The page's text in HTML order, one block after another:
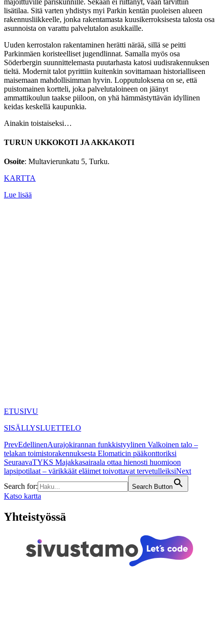
lisätilaa. Sitä varten yhdistys myi Parkin kentän puoleisen alueen
rakennusliikkeelle, jonka rakentamasta kuusikerroksisesta talosta osa
asunnoista on varattu palvelutalon asukkaille.
Uuden kerrostalon rakentaminen herätti närää, sillä se peitti
Parkinmäen koristeelliset jugendlinnat. Samalla myös osa
Söderbergin suunnittelemasta puutarhasta katosi uudisrakennuksen
tieltä. Modernit talot pyrittiin kuitenkin sovittamaan historialliseen
maisemaan mahdollisimman hyvin. Lopputuloksena on se, että
puistomainen kortteli, joka palvelutaloineen on jäänyt
ammattikoulun taakse piiloon, on yhä hämmästyttävän idyllinen
keidas keskellä kaupunkia.
Ainakin toistaiseksi…
TURUN UKKOKOTI JA AKKAKOTI
Osoite: Multavierunkatu 5, Turku.
KARTTA
Lue lisää
ETUSIVU
SISÄLLYSLUETTELO
PrevEdellinenAurajokirannan funkkistyylinen Valkoinen talo –
telakan toimistorakennuksesta Elomaticin pääkonttoriksi
SeuraavaTYKS Majakkasairaala ottaa hienosti huomioon
lapsipotilaat – värikkäät eläimet toivottavat tervetulleiksiNext
Search for:
Search Button
Katso kartta
Yhteistyössä